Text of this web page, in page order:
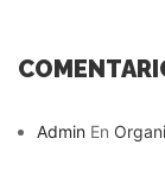
Admin En